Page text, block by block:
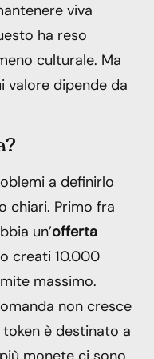
viva
ha reso
culturale. Ma
valore dipende da
a definirlo
chiari. Primo fra
un’offerta
creati 10.000
massimo.
non cresce
è destinato a